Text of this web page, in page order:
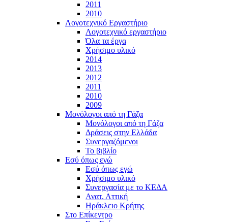
2011
2010
Λογοτεχνικό Εργαστήριο
Λογοτεχνικό εργαστήριο
Όλα τα έργα
Χρήσιμο υλικό
2014
2013
2012
2011
2010
2009
Μονόλογοι από τη Γάζα
Μονόλογοι από τη Γάζα
Δράσεις στην Ελλάδα
Συνεργαζόμενοι
To βιβλίο
Εσύ όπως εγώ
Εσύ όπως εγώ
Χρήσιμο υλικό
Συνεργασία με το ΚΕΔΑ
Ανατ. Αττική
Ηράκλειο Κρήτης
Στο Επίκεντρο